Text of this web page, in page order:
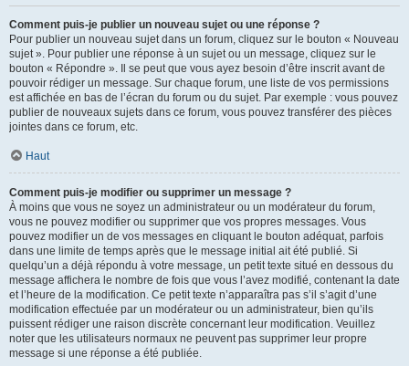
Comment puis-je publier un nouveau sujet ou une réponse ?
Pour publier un nouveau sujet dans un forum, cliquez sur le bouton « Nouveau
sujet ». Pour publier une réponse à un sujet ou un message, cliquez sur le
bouton « Répondre ». Il se peut que vous ayez besoin d’être inscrit avant de
pouvoir rédiger un message. Sur chaque forum, une liste de vos permissions
est affichée en bas de l’écran du forum ou du sujet. Par exemple : vous pouvez
publier de nouveaux sujets dans ce forum, vous pouvez transférer des pièces
jointes dans ce forum, etc.
Haut
Comment puis-je modifier ou supprimer un message ?
À moins que vous ne soyez un administrateur ou un modérateur du forum,
vous ne pouvez modifier ou supprimer que vos propres messages. Vous
pouvez modifier un de vos messages en cliquant le bouton adéquat, parfois
dans une limite de temps après que le message initial ait été publié. Si
quelqu’un a déjà répondu à votre message, un petit texte situé en dessous du
message affichera le nombre de fois que vous l’avez modifié, contenant la date
et l’heure de la modification. Ce petit texte n’apparaîtra pas s’il s’agit d’une
modification effectuée par un modérateur ou un administrateur, bien qu’ils
puissent rédiger une raison discrète concernant leur modification. Veuillez
noter que les utilisateurs normaux ne peuvent pas supprimer leur propre
message si une réponse a été publiée.